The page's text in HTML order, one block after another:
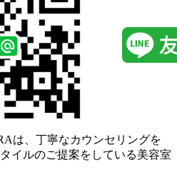
は、丁寧なカウンセリングを
イルのご提案をしている美容室